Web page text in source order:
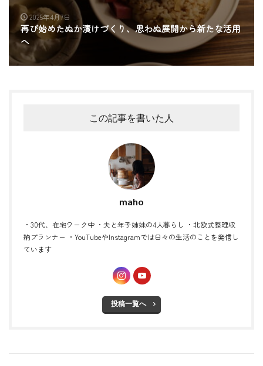
2025年4月7日
再び始めたぬか漬けづくり、思わぬ展開から新たな活用
へ
この記事を書いた人
maho
・30代、在宅ワーク中 ・夫と年子姉妹の4人暮らし ・北欧式整理収
納プランナー ・YouTubeやInstagramでは日々の生活のことを発信し
ています
投稿一覧へ